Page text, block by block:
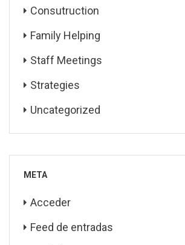
Consutruction
Family Helping
Staff Meetings
Strategies
Uncategorized
META
Acceder
Feed de entradas